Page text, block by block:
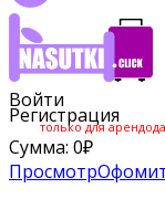
Войти
Регистрация
только для
Сумма: 0₽
Просмотр